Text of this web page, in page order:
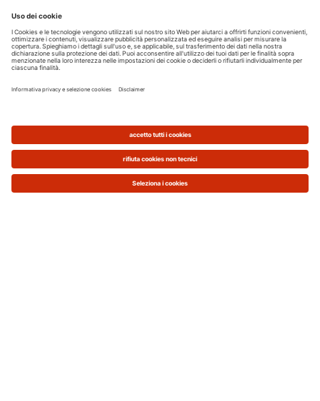
In pratica:
Il bruciatore con la combustione genera
calore che in parte rimane nei fumi di
scarico
“punto di rugiada” e generano vapore
acqueo. Avviene quindi un passaggio
dallo stato gassoso a liquido
L'energia termica ricavata da questo